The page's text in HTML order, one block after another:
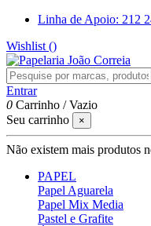
Linha de Apoio: 212
Wishlist ()
Entrar
0 Carrinho /Vazio
Seu carrinho
×
Não existem mais produtos
PAPEL
Papel Aguarela
Papel Mix Media
Pastel e Grafite